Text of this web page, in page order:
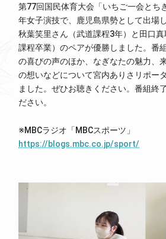
第77回国民体育大会「いちご一会とち
年女子演技で、鹿児島県勢として出場
秋葉笑里さん（武道課程3年）と田口
課程卒業）のペアが優勝しました。番
の喜びの声のほか、なぎなたの魅力、
の想いなどについて宮内ありさリポー
ました。ぜひお聴きください。番組終
ださい。
※MBCラジオ「MBCスポーツ」
https://blogs.mbc.co.jp/sport/